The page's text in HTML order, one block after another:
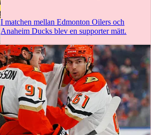
I matchen mellan Edmonton Oilers och
Anaheim Ducks blev en supporter mätt.